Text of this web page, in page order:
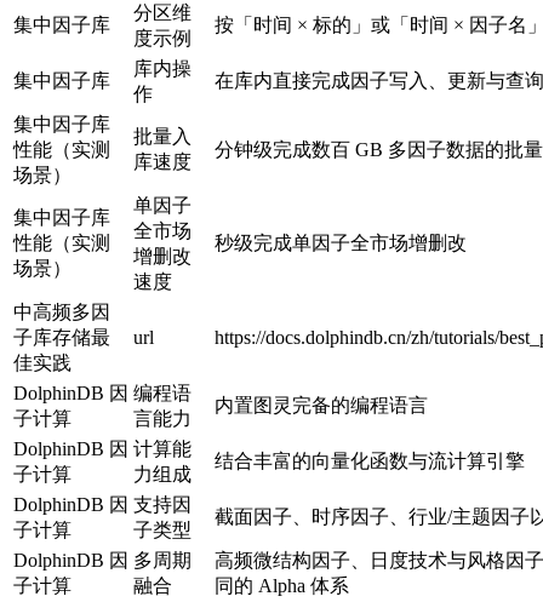
集中因子库
分区维
度示例
按「时间 × 标的」或「时间 × 因子名
集中因子库
库内操
作
在库内直接完成因子写入、更新与查询
集中因子库
性能（实测
场景）
批量入
库速度
分钟级完成数百 GB 多因子数据的批
集中因子库
性能（实测
场景）
单因子
全市场
增删改
速度
秒级完成单因子全市场增删改
中高频多因
子库存储最
佳实践
url https://docs.dolphindb.cn/zh/tutorials/
DolphinDB 因
子计算
编程语
言能力
内置图灵完备的编程语言
DolphinDB 因
子计算
计算能
力组成
结合丰富的向量化函数与流计算引擎
DolphinDB 因
子计算
支持因
子类型
截面因子、时序因子、行业/主题因子
DolphinDB 因
子计算
多周期
融合
高频微结构因子、日度技术与风格因
同的 Alpha 体系